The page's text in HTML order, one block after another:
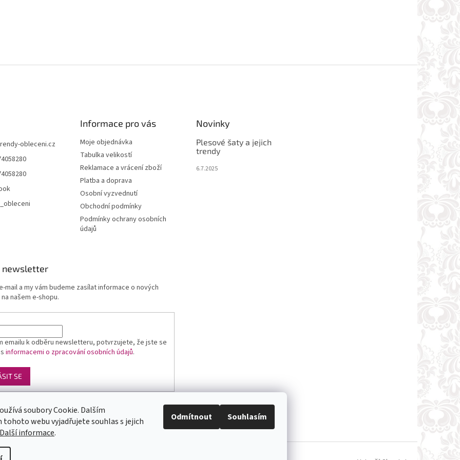
soubory Cookie. Dalším
tohoto webu vyjadřujete souhlas s jejich
Další informace.
Odmítnout Souhlasím
obleceni.cz
Informace pro vás
Moje objednávka
Tabulka velikostí
Reklamace a vrácení zboží
Platba a doprava
Osobní vyzvednutí
Obchodní podmínky
Podmínky ochrany osobních
údajů
Novinky
Plesové šaty a jejich
trendy
6.7.2025
newsletter
mail a my vám budeme zasílat informace o nových
našem e-shopu.
emailu k odběru newsletteru, potvrzujete, že jste se
informacemi o zpracování osobních údajů.
SE
Luxusní pánská móda GLAMI Levné ubytování v Orlických horách